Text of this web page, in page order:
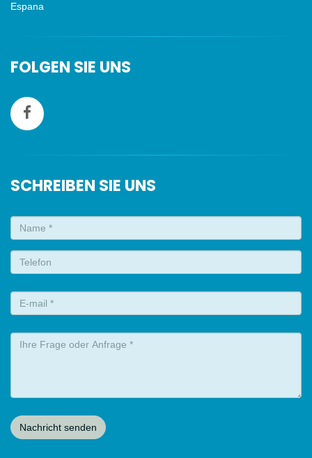
Espana
FOLGEN SIE UNS
SCHREIBEN SIE UNS